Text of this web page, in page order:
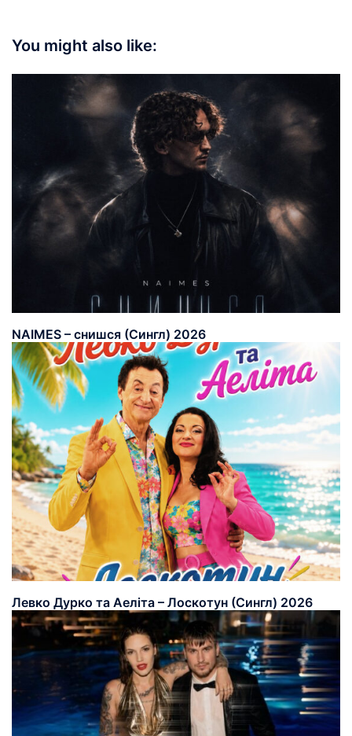
You might also like:
NAIMES – снишся (Сингл) 2026
Левко Дурко та Аеліта – Лоскотун (Сингл) 2026